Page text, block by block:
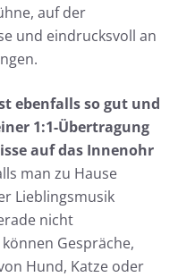
auf der
und eindrucksvoll an
ebenfalls so gut und
1:1-Übertragung
auf das Innenohr
man zu Hause
Lieblingsmusik
nicht
Gespräche,
Hund, Katze oder